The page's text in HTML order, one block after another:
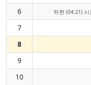
6
하현 (04:21) 시
7
8
9
10